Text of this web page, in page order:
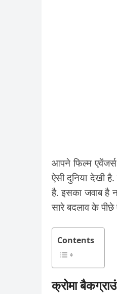
आपने फिल्म
ऐसी दुनिया देखी
है. इसका जवाब है
सारे बदलाव के
Contents
क्रोमा